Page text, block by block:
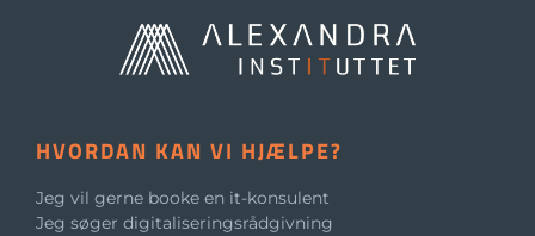
HVORDAN KAN VI HJÆLPE?
Jeg vil gerne booke en it-konsulent
Jeg søger digitaliseringsrådgivning